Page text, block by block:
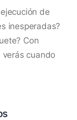
de
inesperadas?
Con
verás cuando